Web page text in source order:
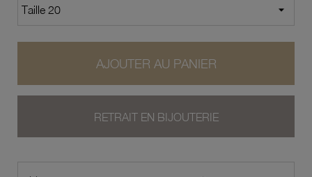
AJOUTER AU PANIER
RETRAIT EN BIJOUTERIE